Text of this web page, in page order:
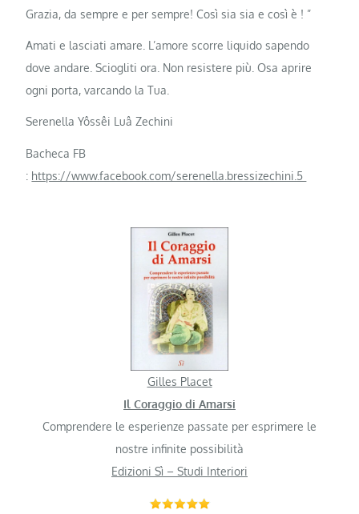
Grazia, da sempre e per sempre! Così sia sia e così è ! ”
Amati e lasciati amare. L’amore scorre liquido sapendo
dove andare. Sciogliti ora. Non resistere più. Osa aprire
ogni porta, varcando la Tua.
Serenella Yôssêi Luâ Zechini
Bacheca FB
: https://www.facebook.com/serenella.bressizechini.5
Gilles Placet
Il Coraggio di Amarsi
Comprendere le esperienze passate per esprimere le
nostre infinite possibilità
Edizioni Sì – Studi Interiori